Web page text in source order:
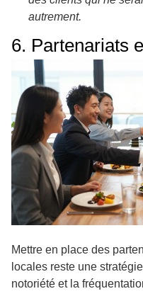
autrement.
6. Partenariats
Mettre en place des
locales reste une
notoriété et la